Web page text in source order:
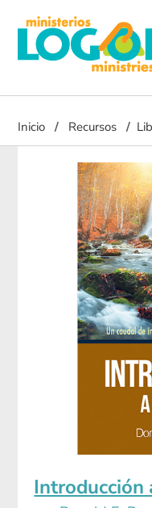
Inicio Recursos
Introducción